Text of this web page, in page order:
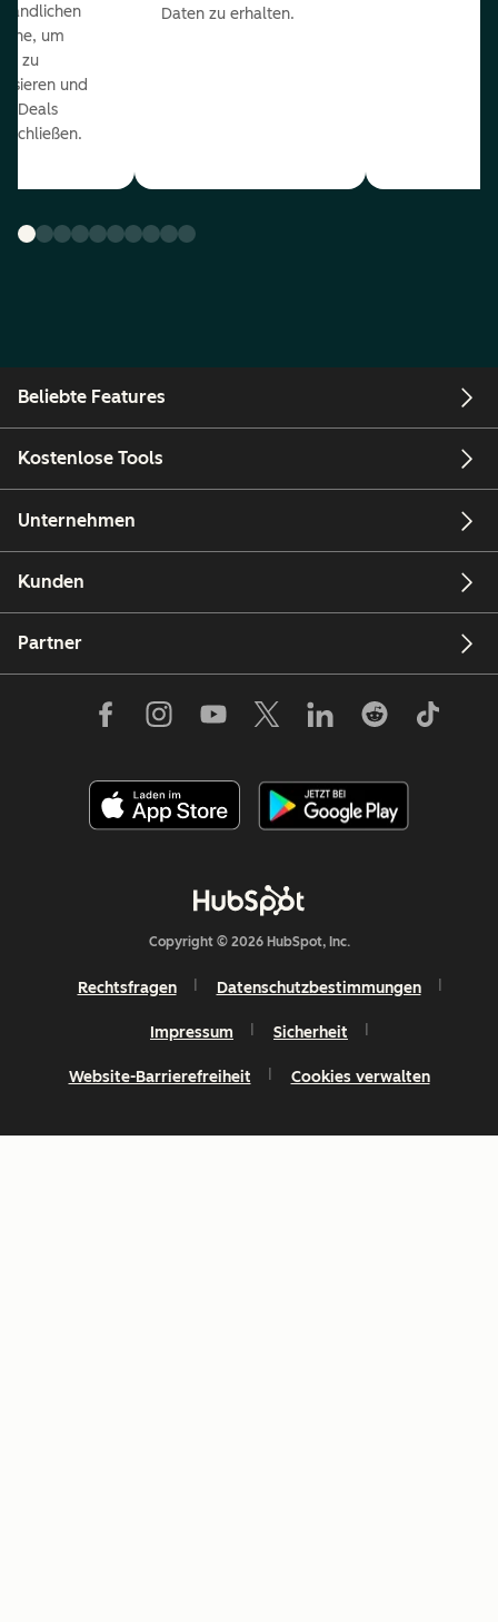
um
zu
und
Deals
Daten zu erhalten.
Beliebte Features
Kostenlose Tools
Unternehmen
Kunden
Partner
Copyright © 2026 HubSpot, Inc.
Rechtsfragen Datenschutzbestimmungen
Impressum Sicherheit
Website-Barrierefreiheit Cookies verwalten